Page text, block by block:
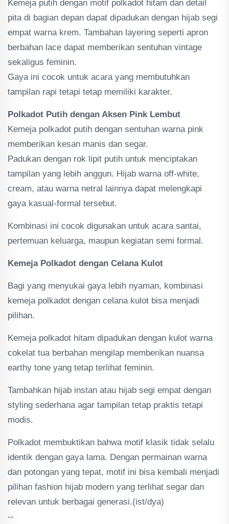
Kemeja putih dengan motif polkadot hitam dan detail
pita di bagian depan dapat dipadukan dengan hijab segi
empat warna krem. Tambahan layering seperti apron
berbahan lace dapat memberikan sentuhan vintage
sekaligus feminin.
Gaya ini cocok untuk acara yang membutuhkan
tampilan rapi tetapi tetap memiliki karakter.
Polkadot Putih dengan Aksen Pink Lembut
Kemeja polkadot putih dengan sentuhan warna pink
memberikan kesan manis dan segar.
Padukan dengan rok lipit putih untuk menciptakan
tampilan yang lebih anggun. Hijab warna off-white,
cream, atau warna netral lainnya dapat melengkapi
gaya kasual-formal tersebut.
Kombinasi ini cocok digunakan untuk acara santai,
pertemuan keluarga, maupun kegiatan semi formal.
Kemeja Polkadot dengan Celana Kulot
Bagi yang menyukai gaya lebih nyaman, kombinasi
kemeja polkadot dengan celana kulot bisa menjadi
pilihan.
Kemeja polkadot hitam dipadukan dengan kulot warna
cokelat tua berbahan mengilap memberikan nuansa
earthy tone yang tetap terlihat feminin.
Tambahkan hijab instan atau hijab segi empat dengan
styling sederhana agar tampilan tetap praktis tetapi
modis.
Polkadot membuktikan bahwa motif klasik tidak selalu
identik dengan gaya lama. Dengan permainan warna
dan potongan yang tepat, motif ini bisa kembali menjadi
pilihan fashion hijab modern yang terlihat segar dan
relevan untuk berbagai generasi.(ist/dya)
--